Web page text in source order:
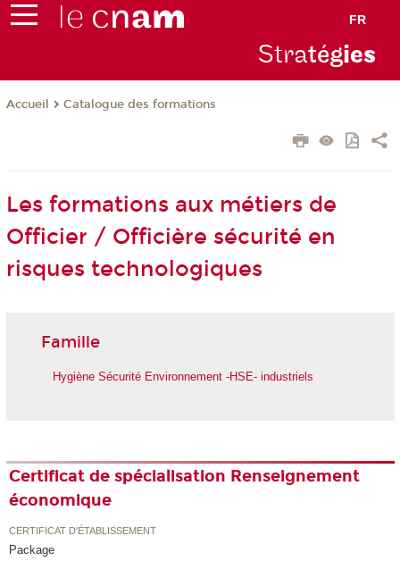
FR
Stratégies
Accueil Catalogue des formations
Les formations aux métiers de
Officier / Officière sécurité en
risques technologiques
Famille
Hygiène Sécurité Environnement -HSE- industriels
Certificat de spécialisation Renseignement
économique
CERTIFICAT D'ÉTABLISSEMENT
Package